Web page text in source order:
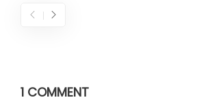
1 COMMENT